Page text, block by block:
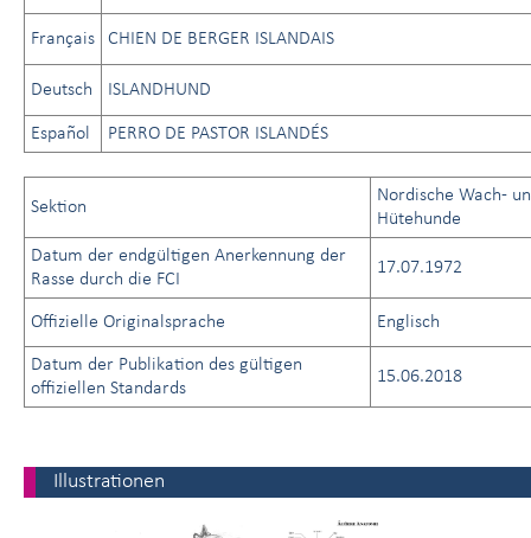
Français CHIEN DE BERGER ISLANDAIS
Deutsch ISLANDHUND
Español PERRO DE PASTOR ISLANDÉS
Sektion
Nordische Wach-
Hütehunde
Datum der endgültigen Anerkennung der
Rasse durch die FCI
17.07.1972
Offizielle Originalsprache Englisch
Datum der Publikation des gültigen
offiziellen Standards
15.06.2018
Illustrationen